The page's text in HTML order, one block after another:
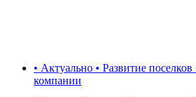
• Актуально • Развитие
компании